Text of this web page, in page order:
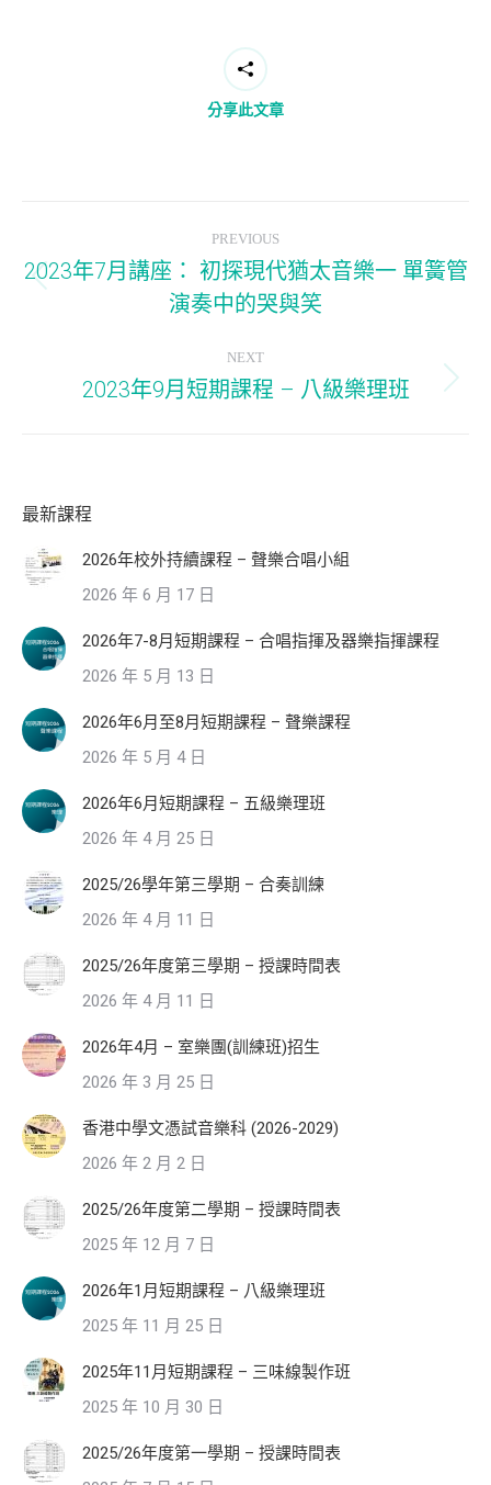
分享此文章
navigation
PREVIOUS
Previous
post:
2023年7月講座： 初探現代猶太音樂一 單簧管
演奏中的哭與笑
NEXT
Next
2023年9月短期課程 – 八級樂理班
最新課程
2026年校外持續課程 – 聲樂合唱小組
2026 年 6 月 17 日
2026年7-8月短期課程 – 合唱指揮及器樂指揮課程
2026 年 5 月 13 日
2026年6月至8月短期課程 – 聲樂課程
2026 年 5 月 4 日
2026年6月短期課程 – 五級樂理班
2026 年 4 月 25 日
2025/26學年第三學期 – 合奏訓練
2026 年 4 月 11 日
2025/26年度第三學期 – 授課時間表
2026 年 4 月 11 日
2026年4月 – 室樂團(訓練班)招生
2026 年 3 月 25 日
香港中學文憑試音樂科 (2026-2029)
2026 年 2 月 2 日
2025/26年度第二學期 – 授課時間表
2025 年 12 月 7 日
2026年1月短期課程 – 八級樂理班
2025 年 11 月 25 日
2025年11月短期課程 – 三味線製作班
2025 年 10 月 30 日
2025/26年度第一學期 – 授課時間表